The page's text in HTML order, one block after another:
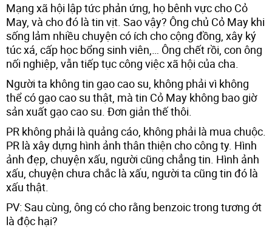
Mạng xã hội lập tức phản ứng, họ bênh vực cho Cỏ
May, và cho đó là tin vịt. Sao vậy? Ông chủ Cỏ May khi
sống lảm nhiều chuyện có ích cho cộng đồng, xây ký
túc xá, cấp học bổng sinh viên,… Ông chết rồi, con ông
nối nghiệp, vẫn tiếp tục công việc xã hội của cha.
Người ta không tin gạo cao su, không phải vì không
thể có gạo cao su thật, mà tin Cỏ May không bao giờ
sản xuất gạo cao su. Đơn giản thế thôi.
PR không phải là quảng cáo, không phải là mua chuộc.
PR là xây dựng hình ảnh thân thiện cho công ty. Hình
ảnh đẹp, chuyện xấu, người cũng chẳng tin. Hình ảnh
xấu, chuyện chưa chắc là xấu, người ta cũng tin đó là
xấu thật.
PV: Sau cùng, ông có cho rằng benzoic trong tương ớt
là độc hại?